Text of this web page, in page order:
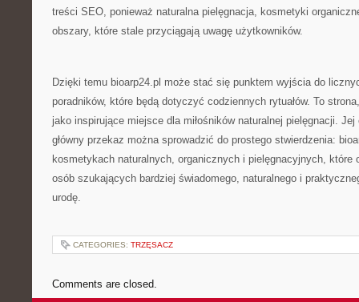
treści SEO, ponieważ naturalna pielęgnacja, kosmetyki
obszary, które stale przyciągają uwagę użytkowników.
Dzięki temu bioarp24.pl może stać się punktem wyjścia do
poradników, które będą dotyczyć codziennych rytuałów. To
jako inspirujące miejsce dla miłośników naturalnej pielęgnacji.
główny przekaz można sprowadzić do prostego stwierdzenia:
kosmetykach naturalnych, organicznych i pielęgnacyjnych, które
osób szukających bardziej świadomego, naturalnego i
urodę.
CATEGORIES: TRZĘSACZ
Comments are closed.